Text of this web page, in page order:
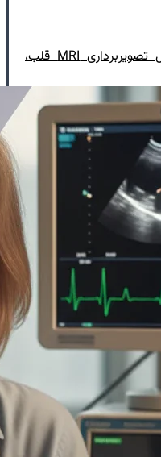
MRI قلب چیست؟ راهنمای کامل تصویربرداری MRI قلب،